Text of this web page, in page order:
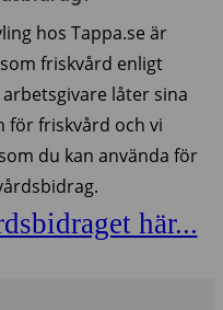
hos Tappa.se är
friskvård enligt
låter sina
för friskvård och vi
du kan använda för
här...